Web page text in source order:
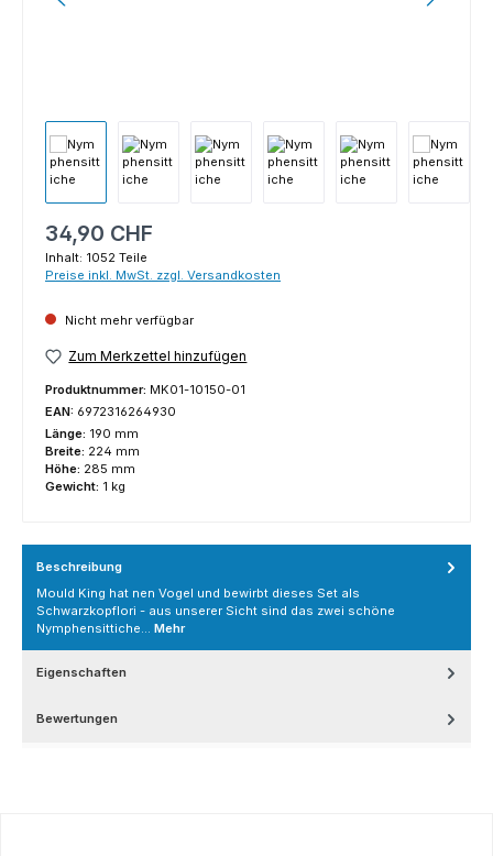
Regulärer Preis:
34,90 CHF
Inhalt: 1052 Teile
Preise inkl. MwSt. zzgl. Versandkosten
Nicht mehr verfügbar
Zum Merkzettel hinzufügen
Produktnummer: MK01-10150-01
EAN: 6972316264930
Länge: 190 mm
Breite: 224 mm
Höhe: 285 mm
Gewicht: 1 kg
Beschreibung
Mould King hat nen Vogel und bewirbt dieses Set als
Schwarzkopflori - aus unserer Sicht sind das zwei schöne
Nymphensittiche… Mehr
Eigenschaften
Bewertungen